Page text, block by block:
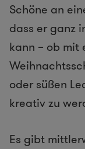
Schöne an
dass er ganz
kann – ob mit
oder süßen
kreativ zu
Es gibt